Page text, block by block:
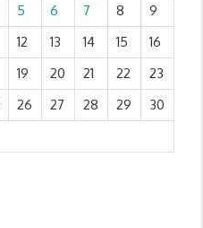
5 6 7 8
9
12 13 14 15
16
19 20 21 22
23
26 27 28 29
30